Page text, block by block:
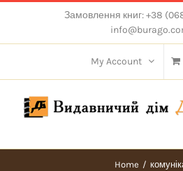
content
Замовлення книг: +38
My Account
Home /